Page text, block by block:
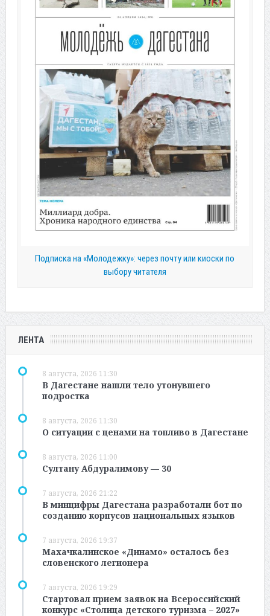
Подписка на «Молодежку»: через почту или киоски по
выбору читателя
ЛЕНТА
8 августа, 2026 11:30
В Дагестане нашли тело утонувшего
подростка
8 августа, 2026 11:30
О ситуации с ценами на топливо в Дагестане
8 августа, 2026 11:00
Султану Абдуралимову — 30
7 августа, 2026 21:22
В минцифры Дагестана разработали бот по
созданию корпусов национальных языков
7 августа, 2026 19:37
Махачкалинское «Динамо» осталось без
словенского легионера
7 августа, 2026 19:29
Стартовал прием заявок на Всероссийский
конкурс «Столица детского туризма – 2027»